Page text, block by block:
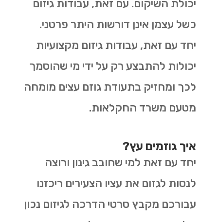
יכולת השיקום. עם זאת, עבודות גיזום
כשל עצמן אינן דורשות היתר פרטני.
יחד עם זאת, עבודות גיזום מקצועיות
יכולות להתבצע רק על ידי מי שהוסמך
לכך ומחזיק בתעודת גוזם עצים מומחה
מטעם משרד החקלאות.
איך גוזמים עץ?
יחד עם זאת למי שחובב גינון ורוצה
לנסות לגזום את עציו הצעירים ריכזנו
עבורכם מקבץ סרטי הדרכה לגיזום נכון